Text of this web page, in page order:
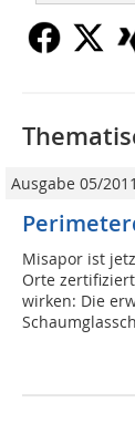
Ausgabe 05/2011
Misapor ist
Orte
wirken: Die